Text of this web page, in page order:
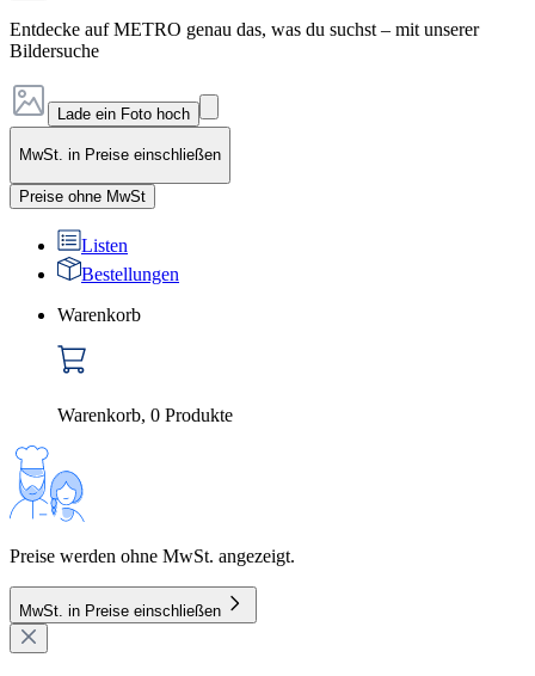
Entdecke auf METRO genau das, was du suchst – mit unserer
Bildersuche
Lade ein Foto hoch
MwSt. in Preise einschließen
Preise ohne MwSt
Listen
Bestellungen
Warenkorb
Warenkorb, 0 Produkte
Preise werden ohne MwSt. angezeigt.
MwSt. in Preise einschließen